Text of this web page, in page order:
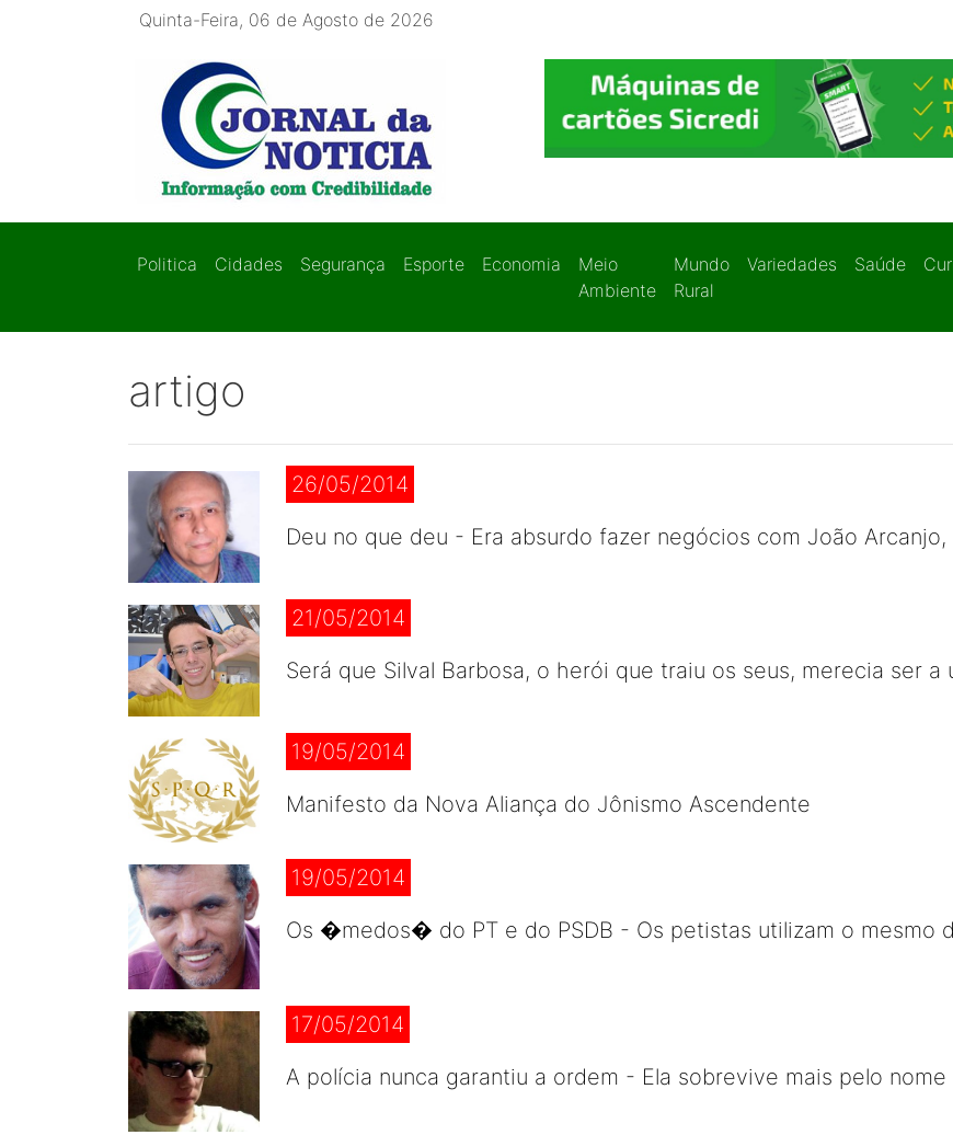
Quinta-Feira, 06 de Agosto de 2026
Politica Cidades Segurança Esporte Economia
Meio
Ambiente
Mundo
Rural
Variedades Saúde
artigo
26/05/2014
Deu no que deu - Era absurdo fazer negócios com João
21/05/2014
Será que Silval Barbosa, o herói que traiu os seus, merecia ser
19/05/2014
Manifesto da Nova Aliança do Jônismo Ascendente
19/05/2014
Os �medos� do PT e do PSDB - Os petistas utilizam o mesmo
17/05/2014
A polícia nunca garantiu a ordem - Ela sobrevive mais pelo